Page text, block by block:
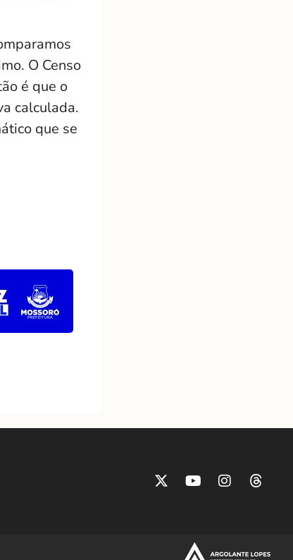
O Censo
é que o
calculada.
que se